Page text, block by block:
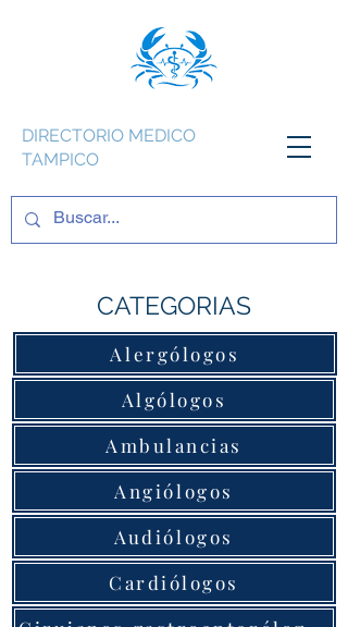
DIRECTORIO MEDICO
TAMPICO
CATEGORIAS
Alergólogos
Algólogos
Ambulancias
Angiólogos
Audiólogos
Cardiólogos